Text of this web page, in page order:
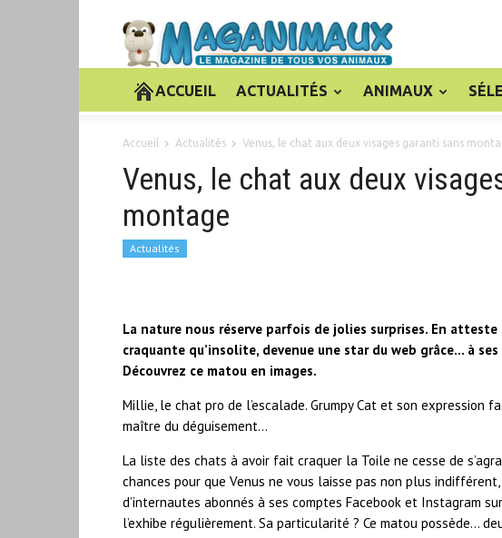
ACCUEIL ACTUALITÉS ANIMAUX
Accueil Actualités Venus, le chat aux deux visages garanti sans
Venus, le chat aux deux
montage
Actualités
La nature nous réserve parfois de jolies surprises. En atteste
craquante qu’insolite, devenue une star du web grâce… à
Découvrez ce matou en images.
Millie, le chat pro de l’escalade. Grumpy Cat et son expression
maître du déguisement…
La liste des chats à avoir fait craquer la Toile ne cesse de
chances pour que Venus ne vous laisse pas non plus
d’internautes abonnés à ses comptes Facebook et Instagram
l’exhibe régulièrement. Sa particularité ? Ce matou possède…